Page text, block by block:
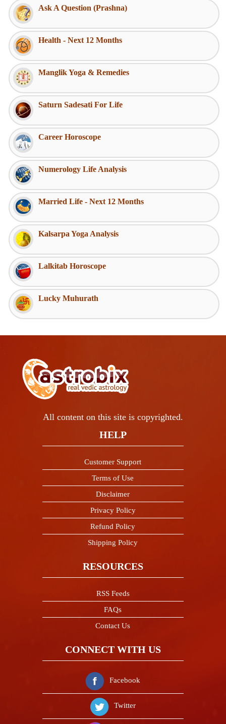
Ask A Question (Prashna)
Health - Next 12 Months
Manglik Yoga & Remedies
Saturn Sadesati For Life
Career Horoscope
Numerology Life Analysis
Married Life - Next 12 Months
Kalsarpa Yoga Analysis
Lalkitab Horoscope
Lucky Muhurath
All content on this site is copyrighted.
HELP
Customer Support
Terms of Use
Disclaimer
Privacy Policy
Refund Policy
Shipping Policy
RESOURCES
RSS Feeds
FAQs
Contact Us
CONNECT WITH US
Facebook
Twitter